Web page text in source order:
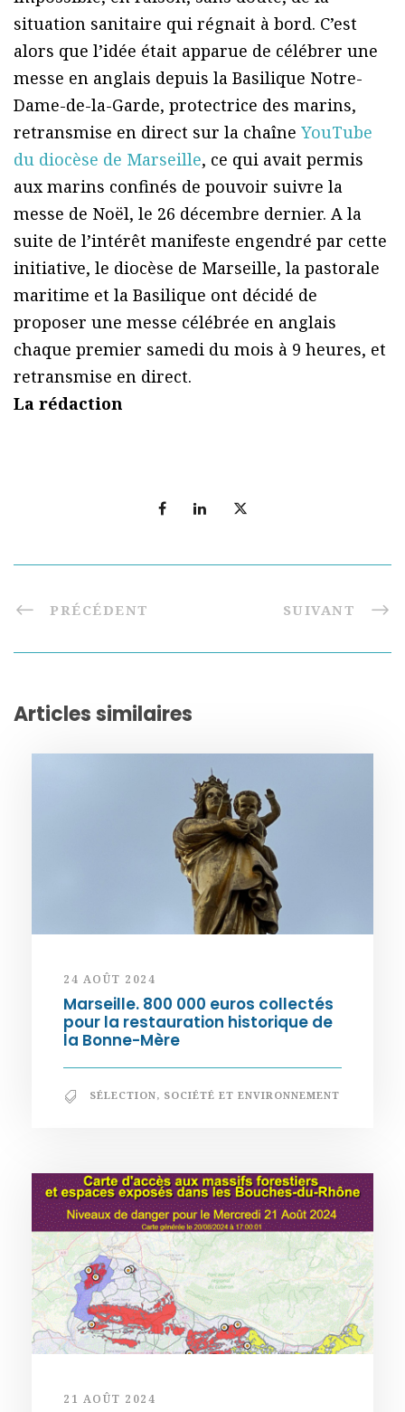
situation sanitaire qui régnait à bord. C’est
alors que l’idée était apparue de célébrer une
messe en anglais depuis la Basilique Notre-
Dame-de-la-Garde, protectrice des marins,
retransmise en direct sur la chaîne YouTube
du diocèse de Marseille, ce qui avait permis
aux marins confinés de pouvoir suivre la
messe de Noël, le 26 décembre dernier. A la
suite de l’intérêt manifeste engendré par cette
initiative, le diocèse de Marseille, la pastorale
maritime et la Basilique ont décidé de
proposer une messe célébrée en anglais
chaque premier samedi du mois à 9 heures, et
retransmise en direct.
La rédaction
PRÉCÉDENT SUIVANT
Articles similaires
24 AOÛT 2024
Marseille. 800 000 euros collectés
pour la restauration historique de
la Bonne-Mère
SÉLECTION, SOCIÉTÉ ET ENVIRONNEMENT
21 AOÛT 2024